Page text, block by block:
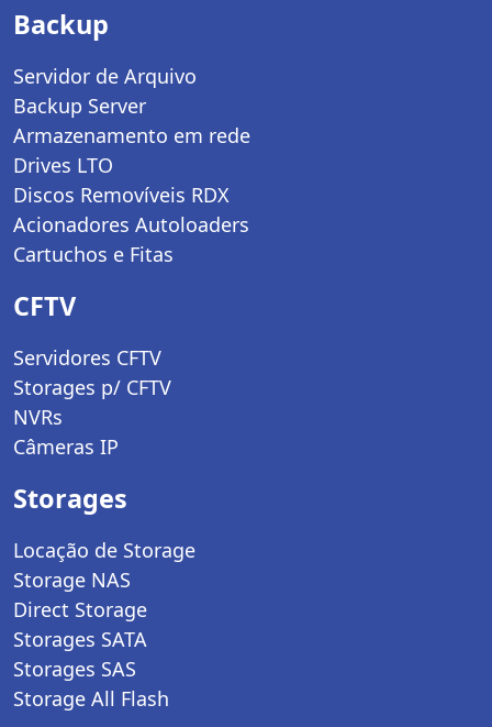
Backup
Servidor de Arquivo
Backup Server
Armazenamento em rede
Drives LTO
Discos Removíveis RDX
Acionadores Autoloaders
Cartuchos e Fitas
CFTV
Servidores CFTV
Storages p/ CFTV
NVRs
Câmeras IP
Storages
Locação de Storage
Storage NAS
Direct Storage
Storages SATA
Storages SAS
Storage All Flash